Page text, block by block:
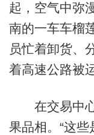
起，空气中弥
南的一车车榴
员忙着卸货、
着高速公路被
在交易中心
果品相。“这